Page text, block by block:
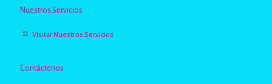
Nuestros Servicios
Visitar Nuestros Servicios
Contáctenos